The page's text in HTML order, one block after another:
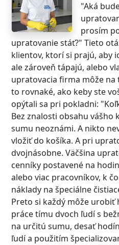
"Aká
prosím
upratovanie stáť?" Tieto
klientov, ktorí si prajú, aby
ale zároveň tápajú, alebo
upratovacia firma môže na
to rovnaké, ako keby ste
opýtali sa pri pokladni:
Bez znalosti obsahu vášho
sumu neoznámi. A nikto
vložiť do košíka. A pri
dvojnásobne. Väčšina
cenníky postavené na
alebo viac pracovníkov, k
náklady na špeciálne
Preto si každý môže
práce tímu dvoch ľudí s
na určitú sumu, desať
ľudí a použitím